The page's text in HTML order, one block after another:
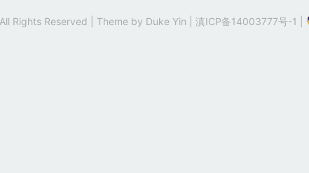
Rights Reserved | Theme by Duke Yin 滇ICP备14003777号-1